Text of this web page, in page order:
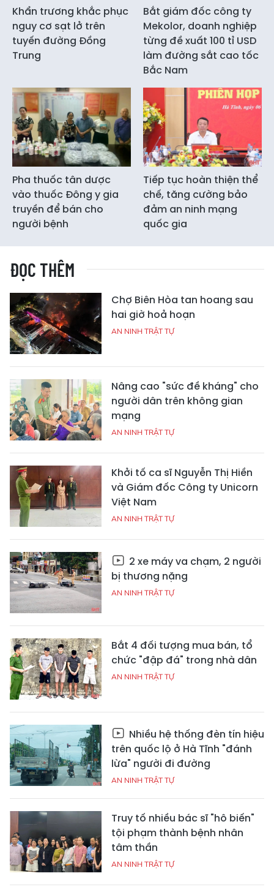
Khẩn trương khắc phục
nguy cơ sạt lở trên
tuyến đường Đồng
Trung
Bắt giám đốc công ty
Mekolor, doanh nghiệp
từng đề xuất 100 tỉ USD
làm đường sắt cao tốc
Bắc Nam
Pha thuốc tân dược
vào thuốc Đông y gia
truyền để bán cho
người bệnh
Tiếp tục hoàn thiện thể
chế, tăng cường bảo
đảm an ninh mạng
quốc gia
ĐỌC THÊM
Chợ Biên Hòa tan hoang sau
hai giờ hoả hoạn
AN NINH TRẬT TỰ
Nâng cao "sức đề kháng" cho
người dân trên không gian
mạng
AN NINH TRẬT TỰ
Khởi tố ca sĩ Nguyễn Thị Hiền
và Giám đốc Công ty Unicorn
Việt Nam
AN NINH TRẬT TỰ
2 xe máy va chạm, 2 người
bị thương nặng
AN NINH TRẬT TỰ
Bắt 4 đối tượng mua bán, tổ
chức "đập đá" trong nhà dân
AN NINH TRẬT TỰ
Nhiều hệ thống đèn tín hiệu
trên quốc lộ ở Hà Tĩnh "đánh
lừa" người đi đường
AN NINH TRẬT TỰ
Truy tố nhiều bác sĩ "hô biến"
tội phạm thành bệnh nhân
tâm thần
AN NINH TRẬT TỰ